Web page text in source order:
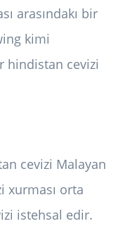
arasındakı bir
kimi
hindistan cevizi
cevizi Malayan
xurması orta
istehsal edir.